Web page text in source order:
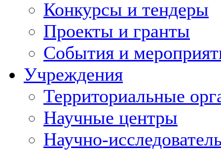
Конкурсы и тендеры
Проекты и гранты
События и
Учреждения
Территориальные
Научные центры
Научно-